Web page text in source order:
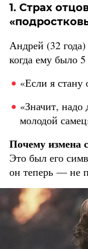
1. Страх
Андрей (32
когда ему было 5
«Если я
«Значит, надо
молодой
Почему измена
Это был его
он теперь — не